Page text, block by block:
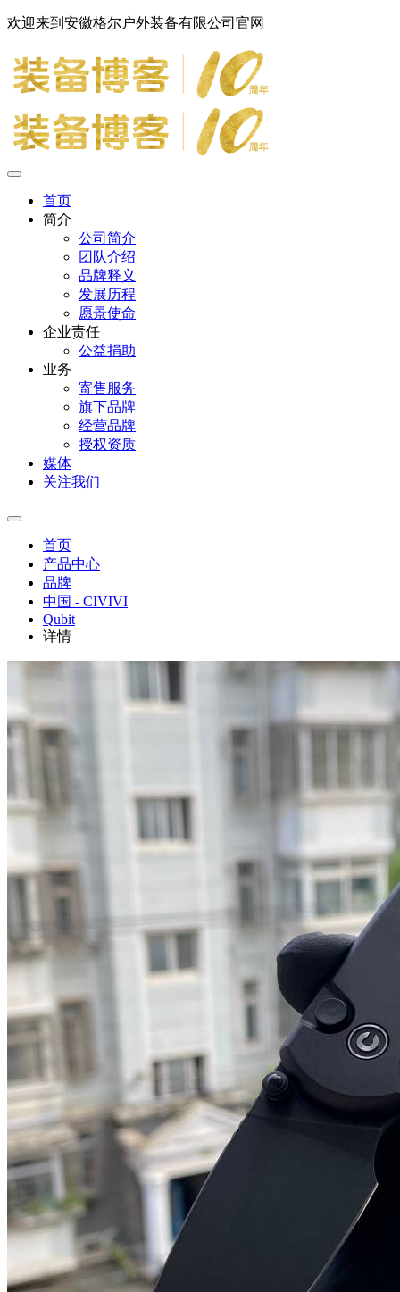
欢迎来到安徽格尔户外装备有限公司官网
首页
简介
公司简介
团队介绍
品牌释义
发展历程
愿景使命
企业责任
公益捐助
业务
寄售服务
旗下品牌
经营品牌
授权资质
媒体
关注我们
首页
产品中心
品牌
中国 - CIVIVI
Qubit
详情